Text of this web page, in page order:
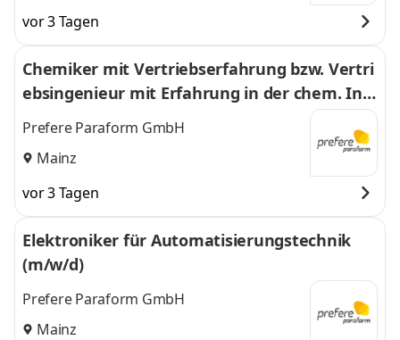
vor 3 Tagen
Chemiker mit Vertriebserfahrung bzw. Vertri
ebsingenieur mit Erfahrung in der chem. Ind
ustrie (m/w/d)
Prefere Paraform GmbH
Mainz
vor 3 Tagen
Elektroniker für Automatisierungstechnik
(m/w/d)
Prefere Paraform GmbH
Mainz